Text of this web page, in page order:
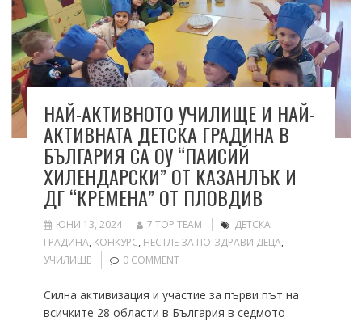
НАЙ-АКТИВНОТО УЧИЛИЩЕ И НАЙ-
АКТИВНАТА ДЕТСКА ГРАДИНА В
БЪЛГАРИЯ СА ОУ “ПАИСИЙ
ХИЛЕНДАРСКИ” ОТ КАЗАНЛЪК И
ДГ “КРЕМЕНА” ОТ ПЛОВДИВ
ЮНИ 13, 2024 7 TOP TEAM
ДЕТСКА
ГРАДИНА, КОНКУРС, НЕСТЛЕ ЗА ПО-ЗДРАВИ ДЕЦА,
УЧИЛИЩЕ
0 COMMENT
Силна активизация и участие за първи път на
всичките 28 области в България в седмото